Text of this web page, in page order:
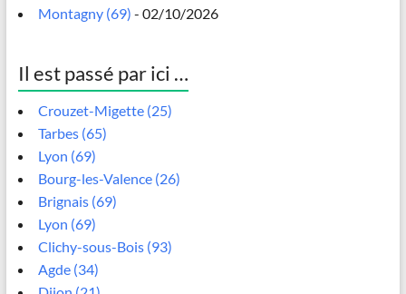
Montagny (69) - 02/10/2026
Il est passé par ici …
Crouzet-Migette (25)
Tarbes (65)
Lyon (69)
Bourg-les-Valence (26)
Brignais (69)
Lyon (69)
Clichy-sous-Bois (93)
Agde (34)